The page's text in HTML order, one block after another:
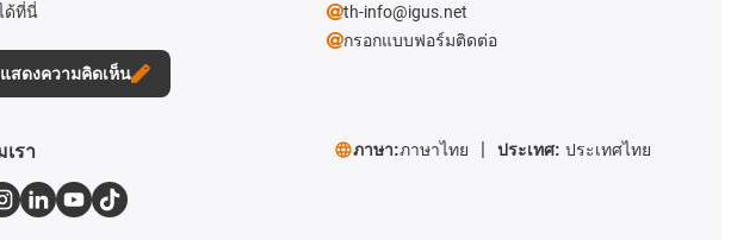
ด้ที่นี่
สดงความคิดเห็น
th-info@igus.net
กรอกแบบฟอร์มติดต่อ
รา ภาษา:ภาษาไทย ประเทศ: ประเทศไทย